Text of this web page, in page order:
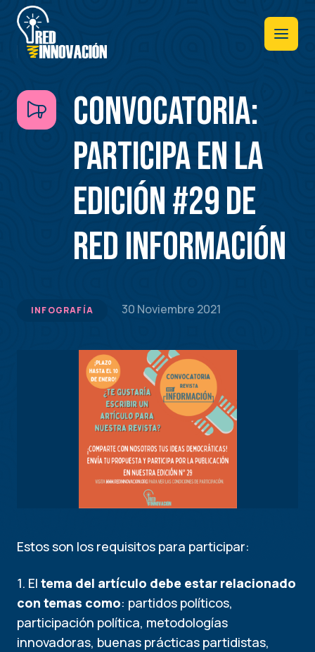
Pasar
contenido
principal
CONVOCATORIA:
PARTICIPA EN LA
EDICIÓN #29 DE
RED INFORMACIÓN
INFOGRAFÍA 30 Noviembre 2021
Estos son los requisitos para participar:
1. El tema del artículo debe estar relacionado
con temas como: partidos políticos,
participación política, metodologías
innovadoras, buenas prácticas partidistas,